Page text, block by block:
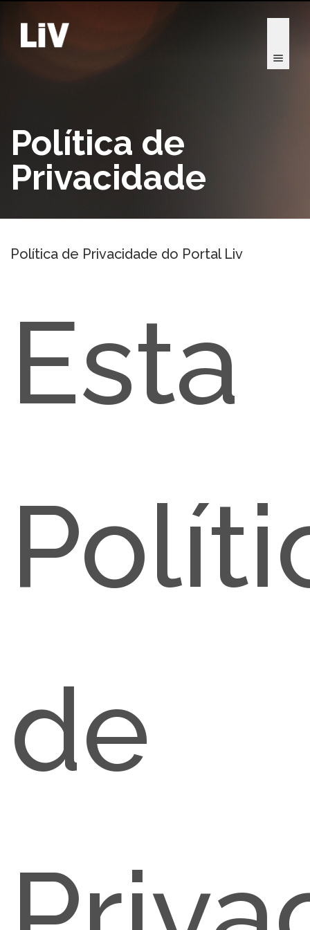
Política de
Privacidade
Política de Privacidade do Portal Liv
Esta
de